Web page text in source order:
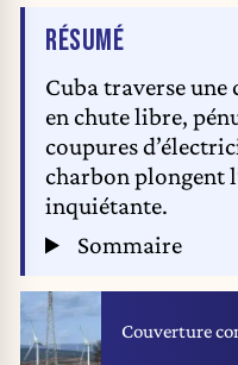
RÉSUMÉDE L'ARTICLE
Cuba traverse
en chute libre,
coupures
charbon plongent
inquiétante.
Sommaire
Couverture